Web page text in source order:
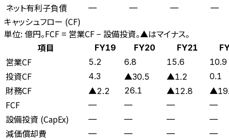
ネット有利子負債 — — — —
キャッシュフロー (CF)
単位: 億円。FCF = 営業CF − 設備投資。▲はマイナス。
項目
FY19 FY20 FY21
営業CF 5.2 6.8 15.6 10.9
投資CF 4.3 ▲30.5 ▲1.2 0.1
財務CF ▲2.2 26.1 ▲12.8
FCF — — — —
設備投資 (CapEx) — — — —
減価償却費 — — — —